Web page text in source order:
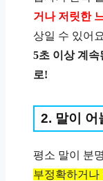
거나 저릿한
상일 수 있어
5초 이상 계
로!
2. 말이 어
평소 말이 분
부정확하거나